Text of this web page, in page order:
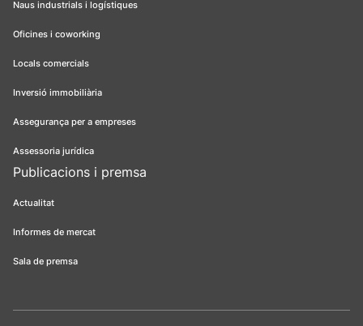
Naus industrials i logístiques
Oficines i coworking
Locals comercials
Inversió immobiliària
Assegurança per a empreses
Assessoria jurídica
Publicacions i premsa
Actualitat
Informes de mercat
Sala de premsa